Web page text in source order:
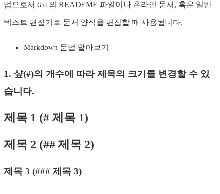
법으로서 Git의 READEME 파일이나 온라인 문서, 혹은 일반
텍스트 편집기로 문서 양식을 편집할 때 사용됩니다.
Markdown 문법 알아보기
1. 샾(#)의 개수에 따라 제목의 크기를 변경할 수 있
습니다.
제목 1 (# 제목 1)
제목 2 (## 제목 2)
제목 3 (### 제목 3)